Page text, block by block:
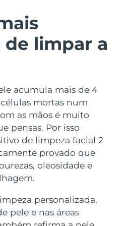
limpar a
acumula mais de 4
mortas num
as mãos é muito
pensas. Por isso
de limpeza facial 2
provado que
oleosidade e
personalizada,
pele e nas áreas
Plus
heating
Men
toning
go
toning on-the-go
eyes & lips
kit
hydration
and red light therapy
Cuidado oral
sonic toothbrush
silicone sonic toothbrush
Tratamentos LED
Entrega prevista8/9/26
Entrega prevista8/14/26
Entrega prevista8/11/26
Entrega prevista8/13/26
Entrega prevista8/8/26
Entrega prevista